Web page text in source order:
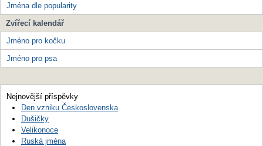
Jména dle popularity
Zvířecí kalendář
Jméno pro kočku
Jméno pro psa
Nejnovější příspěvky
Den vzniku Československa
Dušičky
Velikonoce
Ruská jména